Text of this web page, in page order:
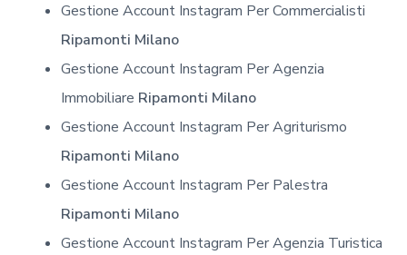
Gestione Account Instagram Per Commercialisti
Ripamonti Milano
Gestione Account Instagram Per Agenzia
Immobiliare Ripamonti Milano
Gestione Account Instagram Per Agriturismo
Ripamonti Milano
Gestione Account Instagram Per Palestra
Ripamonti Milano
Gestione Account Instagram Per Agenzia Turistica